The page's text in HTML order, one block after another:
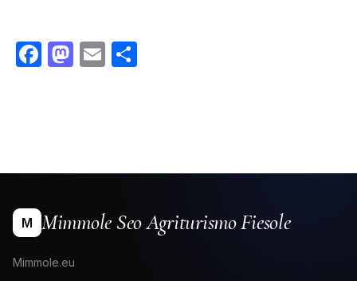
Facebook
Mastodon
Email
M Mimmole Seo Agriturismo Fiesole
Mimmole.eu